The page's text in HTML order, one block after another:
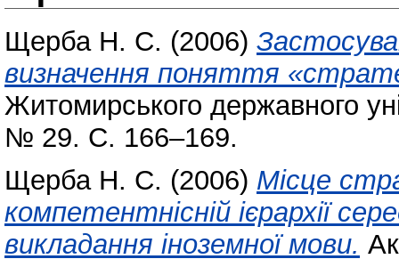
Щерба Н. С. (2006)
визначення поняття
Житомирського державного
№ 29. С. 166–169.
Щерба Н. С. (2006) Місце
компетентнісній ієрархії
викладання іноземної мови.